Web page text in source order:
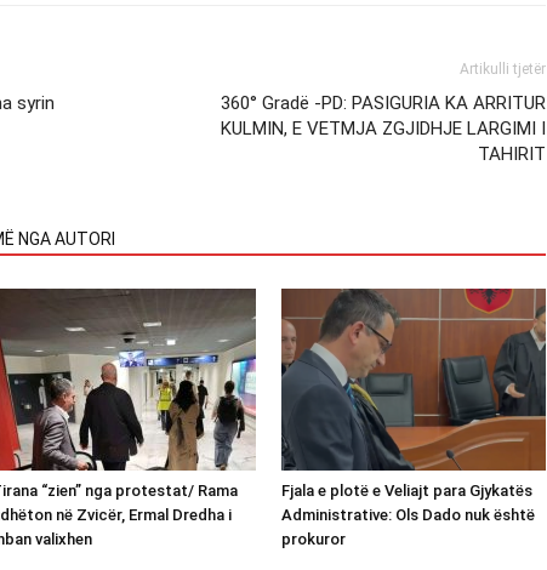
syrin
Artikulli tjetër
360° Gradë -PD: PASIGURIA KA ARRITUR
KULMIN, E VETMJA ZGJIDHJE LARGIMI I
TAHIRIT
NGA AUTORI
“zien” nga protestat/ Rama
në Zvicër, Ermal Dredha i
valixhen
Fjala e plotë e Veliajt para Gjykatës
Administrative: Ols Dado nuk është
prokuror